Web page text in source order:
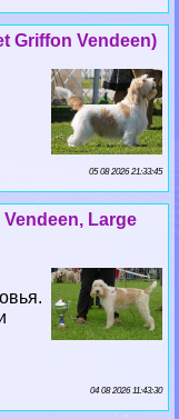
Griffon Vendeen)
05 08 2026 21:33:45
Large
04 08 2026 11:43:30